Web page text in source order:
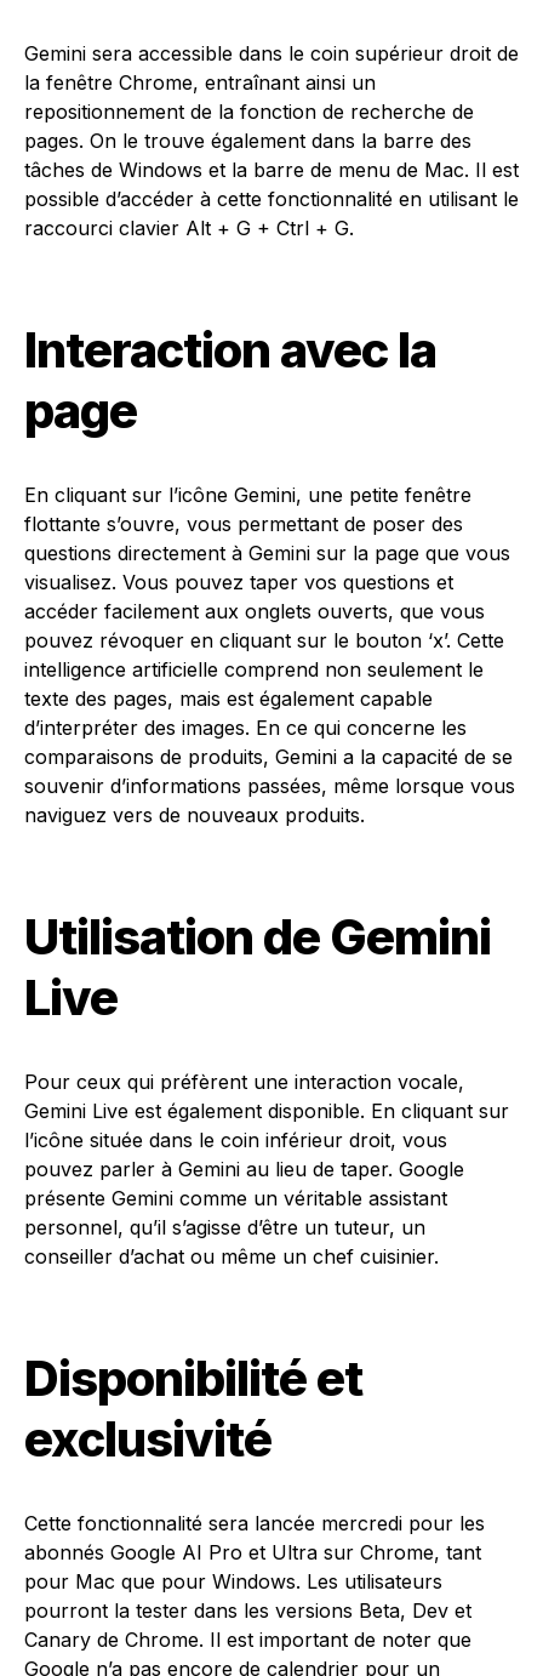
Gemini sera accessible dans le coin supérieur droit de
la fenêtre Chrome, entraînant ainsi un
repositionnement de la fonction de recherche de
pages. On le trouve également dans la barre des
tâches de Windows et la barre de menu de Mac. Il est
possible d’accéder à cette fonctionnalité en utilisant le
raccourci clavier Alt + G + Ctrl + G.
Interaction avec la
page
En cliquant sur l’icône Gemini, une petite fenêtre
flottante s’ouvre, vous permettant de poser des
questions directement à Gemini sur la page que vous
visualisez. Vous pouvez taper vos questions et
accéder facilement aux onglets ouverts, que vous
pouvez révoquer en cliquant sur le bouton ‘x’. Cette
intelligence artificielle comprend non seulement le
texte des pages, mais est également capable
d’interpréter des images. En ce qui concerne les
comparaisons de produits, Gemini a la capacité de se
souvenir d’informations passées, même lorsque vous
naviguez vers de nouveaux produits.
Utilisation de Gemini
Live
Pour ceux qui préfèrent une interaction vocale,
Gemini Live est également disponible. En cliquant sur
l’icône située dans le coin inférieur droit, vous
pouvez parler à Gemini au lieu de taper. Google
présente Gemini comme un véritable assistant
personnel, qu’il s’agisse d’être un tuteur, un
conseiller d’achat ou même un chef cuisinier.
Disponibilité et
exclusivité
Cette fonctionnalité sera lancée mercredi pour les
abonnés Google AI Pro et Ultra sur Chrome, tant
pour Mac que pour Windows. Les utilisateurs
pourront la tester dans les versions Beta, Dev et
Canary de Chrome. Il est important de noter que
Google n’a pas encore de calendrier pour un